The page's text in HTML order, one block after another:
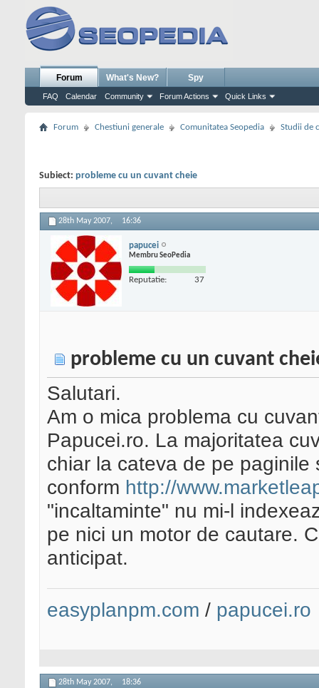
Forum
FAQ Calendar Community Forum Actions Quick Links
What's New? Spy
Forum Chestiuni generale Comunitatea Seopedia Studii de
Subiect: probleme cu un cuvant cheie
28th May 2007, 16:36
papucei
Membru SeoPedia
Reputatie: 37
probleme cu un cuvant
Salutari.
Am o mica problema cu
Papucei.ro. La majoritatea
chiar la cateva de pe
conform http://
"incaltaminte" nu mi-l
pe nici un motor de cautare.
anticipat.
easyplanpm.com / papucei.ro
28th May 2007, 18:36